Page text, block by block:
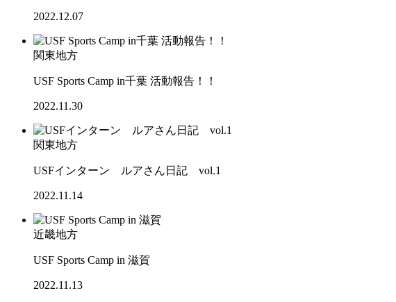
2022.12.07
関東地方
USF Sports Camp in千葉 活動報告！！
2022.11.30
関東地方
USFインターン ルアさん日記 vol.1
2022.11.14
近畿地方
USF Sports Camp in 滋賀
2022.11.13